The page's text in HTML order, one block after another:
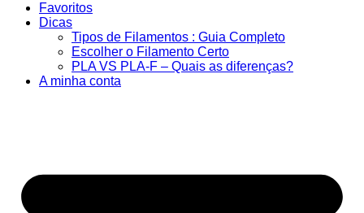
Favoritos
Dicas
Tipos de Filamentos : Guia Completo
Escolher o Filamento Certo
PLA VS PLA-F – Quais as diferenças?
A minha conta